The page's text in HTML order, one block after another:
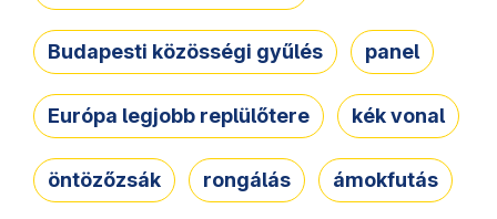
Budapesti közösségi gyűlés panel
Európa legjobb replülőtere kék vonal
öntözőzsák rongálás ámokfutás